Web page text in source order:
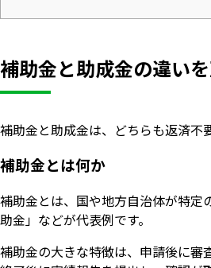
補助金と助成金の違い
補助金と助成金は、どちらも返済不
補助金とは何か
補助金とは、国や地方自治体が特定
助金」などが代表例です。
補助金の大きな特徴は、申請後に審